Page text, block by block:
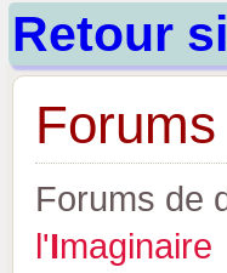
Retour
Forums de
l'Imaginaire